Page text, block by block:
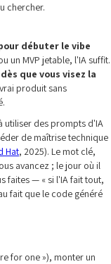
chercher.
débuter le vibe
un MVP jetable, l'IA suffit.
que vous visez la
produit sans
utiliser des prompts d'IA
de maîtrise technique
Hat, 2025). Le mot clé,
avancez ; le jour où il
faites — « si l'IA fait tout,
fait que le code généré
for one »), monter un